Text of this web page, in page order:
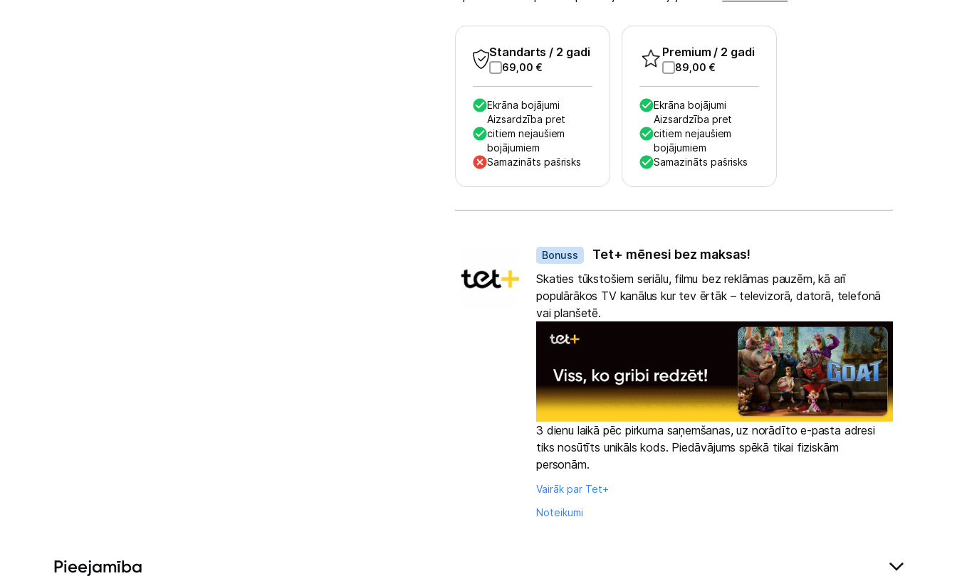
Ražotāju atjaunota tehnika
Vēlmju saraksts
Standarts / 2 gadi
69,00 €
Ekrāna bojājumi
Aizsardzība pret
citiem nejaušiem
bojājumiem
Samazināts pašrisks
Premium / 2 gadi
89,00 €
Ekrāna bojājumi
Aizsardzība pret
citiem nejaušiem
bojājumiem
Samazināts pašrisks
Bonuss Tet+ mēnesi bez maksas!
Skaties tūkstošiem seriālu, filmu bez reklāmas pauzēm, kā arī
populārākos TV kanālus kur tev ērtāk – televizorā, datorā, telefonā
vai planšetē.
3 dienu laikā pēc pirkuma saņemšanas, uz norādīto e-pasta adresi
tiks nosūtīts unikāls kods. Piedāvājums spēkā tikai fiziskām
personām.
Vairāk par Tet+
Noteikumi
Pieejamība